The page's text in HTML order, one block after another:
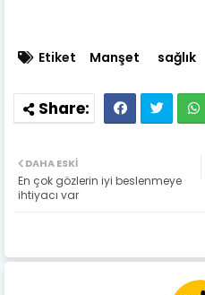
Etiket Manşet sağlık
DAHA ESKI
En çok gözlerin iyi beslenmeye
ihtiyacı var